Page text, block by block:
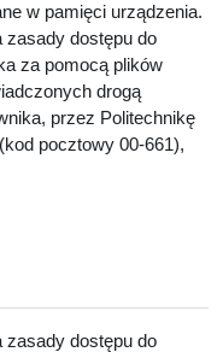
w pamięci urządzenia.
zasady dostępu do
za pomocą plików
drogą
przez Politechnikę
pocztowy 00-661),
zasady dostępu do